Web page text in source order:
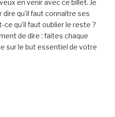
en venir avec ce billet. Je
dire qu’il faut connaître ses
qu’il faut oublier le reste ?
de dire : faites chaque
sur le but essentiel de votre